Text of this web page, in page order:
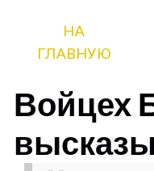
НА
ГЛАВНУЮ
Войцех